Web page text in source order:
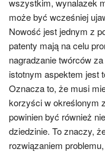
może być wcześniej
Nowość jest jednym z
patenty mają na celu
nagradzanie twórców
istotnym aspektem jest
Oznacza to, że musi
korzyści w określonym
powinien być również
dziedzinie. To znaczy,
rozwiązaniem